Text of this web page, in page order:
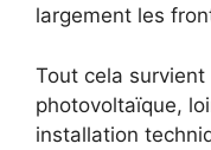
largement les
Tout cela
photovoltaïque,
installation